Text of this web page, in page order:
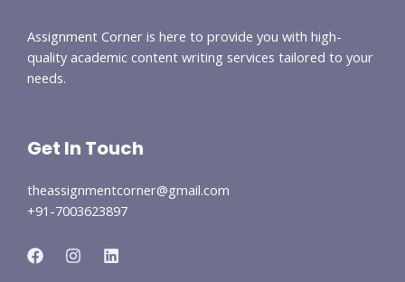
Assignment Corner is here to provide you with high-
quality academic content writing services tailored to your
needs.
Get In Touch
theassignmentcorner@gmail.com
+91-7003623897